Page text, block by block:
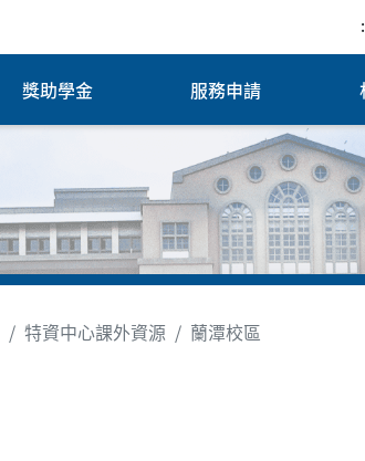
獎助學金 服務申請
特資中心課外資源 蘭潭校區